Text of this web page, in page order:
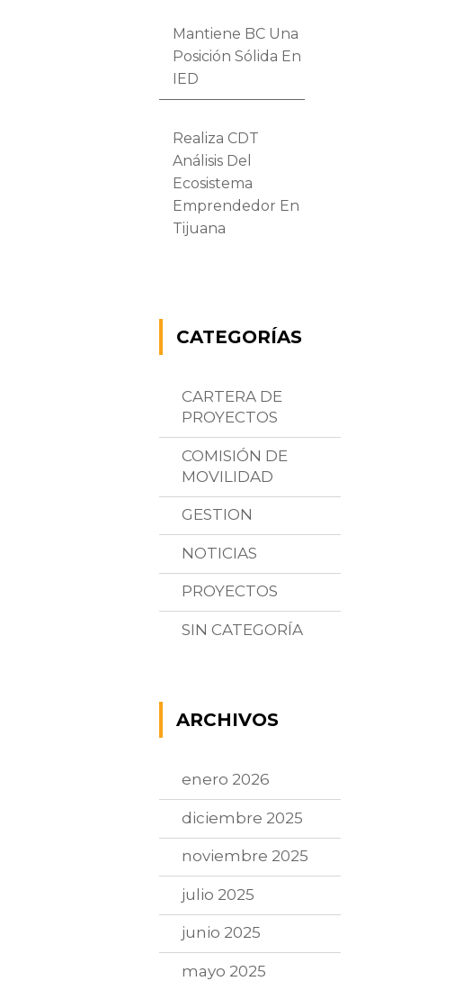
Mantiene BC Una
Posición Sólida En
IED
Realiza CDT
Análisis Del
Ecosistema
Emprendedor En
Tijuana
CATEGORÍAS
CARTERA DE
PROYECTOS
COMISIÓN DE
MOVILIDAD
GESTION
NOTICIAS
PROYECTOS
SIN CATEGORÍA
ARCHIVOS
enero 2026
diciembre 2025
noviembre 2025
julio 2025
junio 2025
mayo 2025